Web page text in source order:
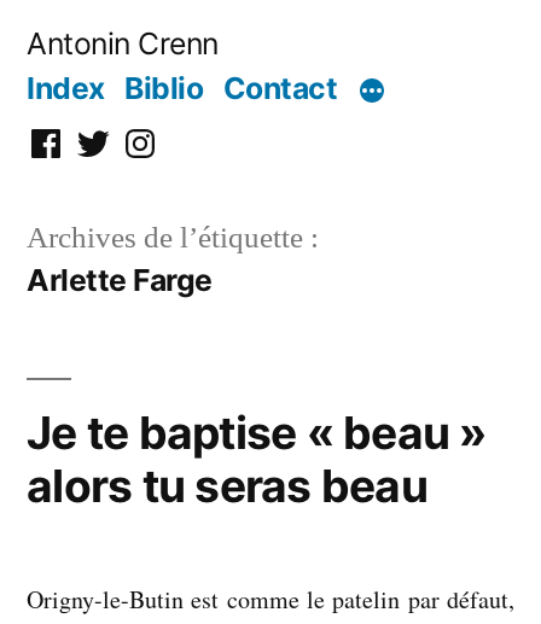
Antonin Crenn
Index Biblio Contact
Facebook
TwitterInstagram
Archives de l’étiquette :
Arlette Farge
Je te baptise « beau »
alors tu seras beau
Origny-le-Butin est comme le patelin par défaut,